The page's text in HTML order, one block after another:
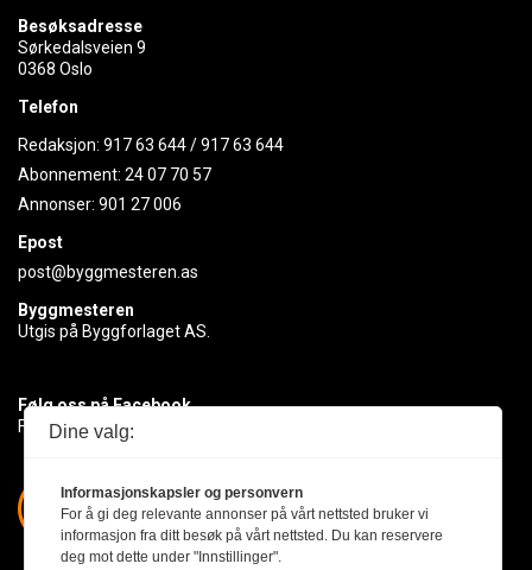
Besøksadresse
Sørkedalsveien 9
0368 Oslo
Telefon
Redaksjon: 917 63 644/917 63 644
Abonnement: 24 07 70 57
Annonser: 901 27 006
Epost
post@byggmesteren.as
Byggmesteren
Utgis på Byggforlaget AS.
Følg oss på Facebook
Få med deg det siste innen byggebransjen
Dine valg:
Informasjonskapsler og personvern
For å gi deg relevante annonser på vårt nettsted bruker vi
informasjon fra ditt besøk på vårt nettsted. Du kan reservere
deg mot dette under "Innstillinger".